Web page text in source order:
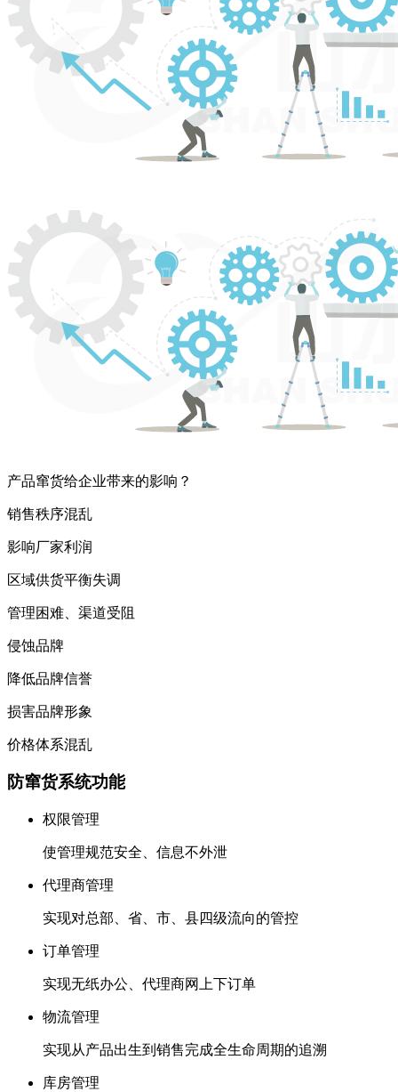
产品窜货给企业带来的影响？
销售秩序混乱
影响厂家利润
区域供货平衡失调
管理困难、渠道受阻
侵蚀品牌
降低品牌信誉
损害品牌形象
价格体系混乱
防窜货系统功能
权限管理
使管理规范安全、信息不外泄
代理商管理
实现对总部、省、市、县四级流向的管控
订单管理
实现无纸办公、代理商网上下订单
物流管理
实现从产品出生到销售完成全生命周期的追溯
库房管理